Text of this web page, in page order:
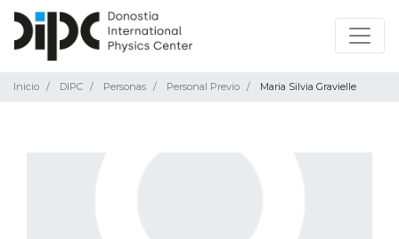
Inicio DIPC Personas Personal Previo Maria Silvia Gravielle